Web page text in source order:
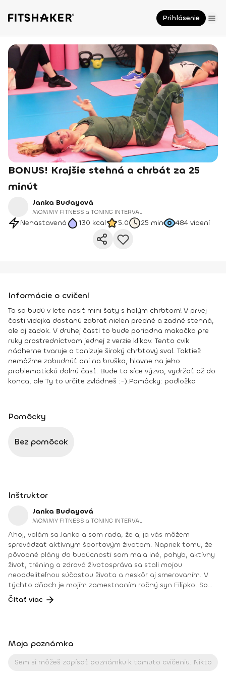
Prihlásenie
BONUS! Krajšie stehná a chrbát za 25
minút
Janka Budayová
MOMMY FITNESS a TONING INTERVAL
Nenastavená 130 kcal 5.0 25 min 484 videní
Informácie o cvičení
To sa budú v lete nosiť mini šaty s holým chrbtom! V prvej
časti videjka dostanú zabrať nielen predné a zadné stehná,
ale aj zadok. V druhej časti to bude poriadna makačka pre
ruky prostredníctvom jednej z verzie klikov. Tento cvik
nádherne tvaruje a tonizuje široký chrbtový sval. Taktiež
nemôžme zabudnúť ani na bruško, hlavne na jeho
problematickú dolnú časť. Bude to síce výzva, vydržať až do
konca, ale Ty to určite zvládneš :-).Pomôcky: podložka
Pomôcky
Bez pomôcok
Inštruktor
Janka Budayová
MOMMY FITNESS a TONING INTERVAL
Ahoj, volám sa Janka a som rada, že aj ja vás môžem
sprevádzať aktívnym športovým životom. Napriek tomu, že
pôvodné plány do budúcnosti som mala iné, pohyb, aktívny
život, tréning a zdravá životospráva sa stali mojou
neoddeliteľnou súčasťou života a neskôr aj smerovaním. V
týchto dňoch je mojím zamestnaním ročný syn Filipko. Som
mamičkou na materskej dovolenke, ktorú si mimoriadne
užívam. Vďaka úžasnej podpore rodiny a okolia sa aj v tomto
asociácia naturálnej kulturistiky). Svoje medicínske,
teším sa každej novej výzve. Dosiahnuté vzdelanie: Tréner vo
Čítať viac
Moja poznámka